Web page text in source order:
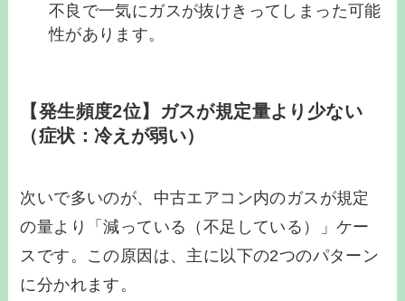
不良で一気にガスが抜けきってしまった可能
性があります。
【発生頻度2位】ガスが規定量より少ない
（症状：冷えが弱い）
次いで多いのが、中古エアコン内のガスが規定
の量より「減っている（不足している）」ケー
スです。この原因は、主に以下の2つのパターン
に分かれます。